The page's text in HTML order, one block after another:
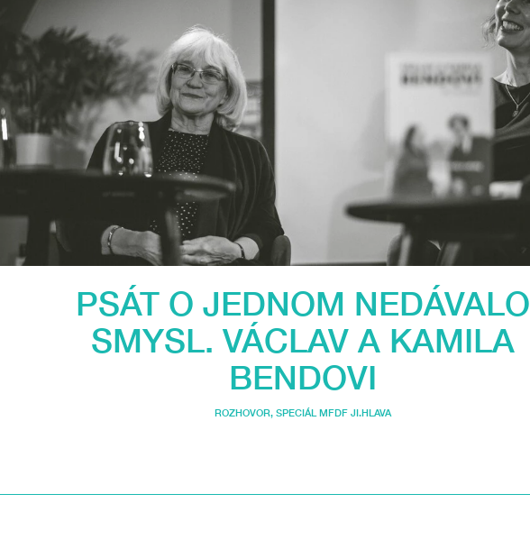
PSÁT O JEDNOM NEDÁVALO
SMYSL. VÁCLAV A KAMILA
BENDOVI
ROZHOVOR, SPECIÁL MFDF JI.HLAVA